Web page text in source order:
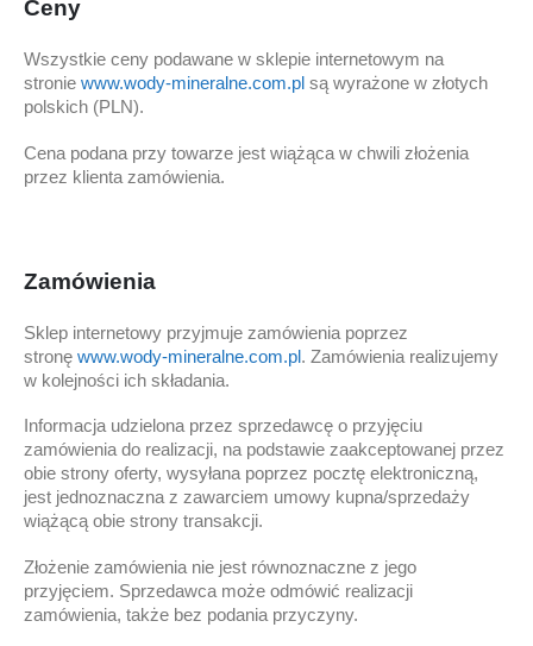
Ceny
Wszystkie ceny podawane w sklepie internetowym na
stronie www.wody-mineralne.com.pl są wyrażone w złotych
polskich (PLN).
Cena podana przy towarze jest wiążąca w chwili złożenia
przez klienta zamówienia.
Zamówienia
Sklep internetowy przyjmuje zamówienia poprzez
stronę www.wody-mineralne.com.pl. Zamówienia realizujemy
w kolejności ich składania.
Informacja udzielona przez sprzedawcę o przyjęciu
zamówienia do realizacji, na podstawie zaakceptowanej przez
obie strony oferty, wysyłana poprzez pocztę elektroniczną,
jest jednoznaczna z zawarciem umowy kupna/sprzedaży
wiążącą obie strony transakcji.
Złożenie zamówienia nie jest równoznaczne z jego
przyjęciem. Sprzedawca może odmówić realizacji
zamówienia, także bez podania przyczyny.